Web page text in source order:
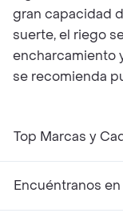
gran capacidad
suerte, el riego
encharcamiento
se recomienda
Top Marcas y
Encuéntranos